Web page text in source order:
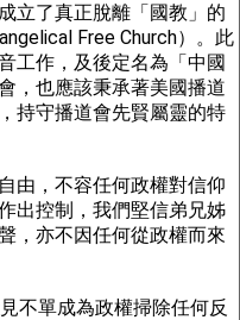
立了真正脫離「國教」的
Free Church）。此
工作，及後定名為「中國
，也應該秉承著美國播道
持守播道會先賢屬靈的特
由，不容任何政權對信仰
出控制，我們堅信弟兄姊
，亦不因任何從政權而來
不單成為政權掃除任何反